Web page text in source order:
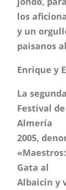
los
y un
paisanos
Enrique y
La
Festival
Almería
2005,
Gata al
Albaicín y